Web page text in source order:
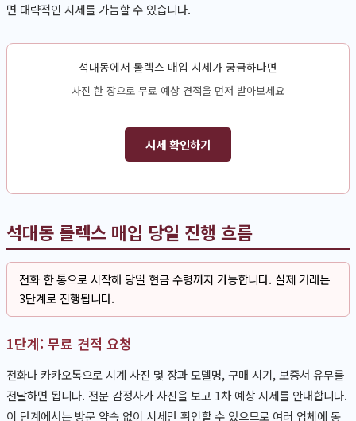
면 대략적인 시세를 가늠할 수 있습니다.
석대동에서 롤렉스 매입 시세가 궁금하다면
사진 한 장으로 무료 예상 견적을 먼저 받아보세요
시세 확인하기
석대동 롤렉스 매입 당일 진행 흐름
전화 한 통으로 시작해 당일 현금 수령까지 가능합니다. 실제 거래는
3단계로 진행됩니다.
1단계: 무료 견적 요청
전화나 카카오톡으로 시계 사진 몇 장과 모델명, 구매 시기, 보증서 유무를
전달하면 됩니다. 전문 감정사가 사진을 보고 1차 예상 시세를 안내합니다.
이 단계에서는 방문 약속 없이 시세만 확인할 수 있으므로 여러 업체에 동